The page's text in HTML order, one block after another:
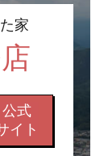
家
公式
イト